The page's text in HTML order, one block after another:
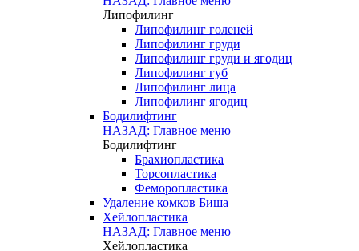
Липофилинг
Липофилинг голеней
Липофилинг груди
Липофилинг груди и ягодиц
Липофилинг губ
Липофилинг лица
Липофилинг ягодиц
Бодилифтинг
НАЗАД: Главное меню
Бодилифтинг
Брахиопластика
Торсопластика
Феморопластика
Удаление комков Биша
Хейлопластика
НАЗАД: Главное меню
Хейлопластика